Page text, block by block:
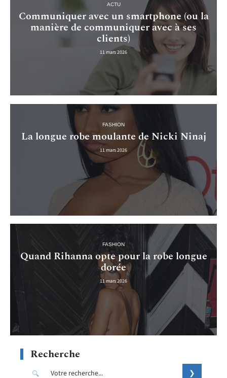
ACTU
Communiquer avec un smartphone (ou la
manière de communiquer avec à ses
clients)
11 mars 2026
FASHION
La longue robe moulante de Nicki Ninaj
11 mars 2026
FASHION
Quand Rihanna opte pour la robe longue
dorée
11 mars 2026
Recherche